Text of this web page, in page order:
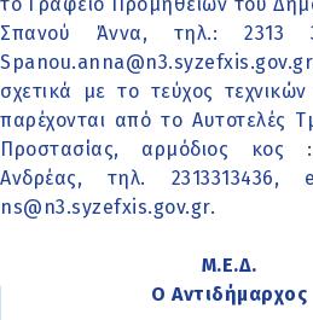
Σπανού Άννα, τηλ.: 2313
σχετικά με το τεύχος
παρέχονται από το Αυτοτελές
Προστασίας, αρμόδιος κος
Ανδρέας, τηλ. 2313313436,
ns@n3.syzefxis.gov.gr.
Μ.Ε.Δ.
Ο Αντιδήμαρχος